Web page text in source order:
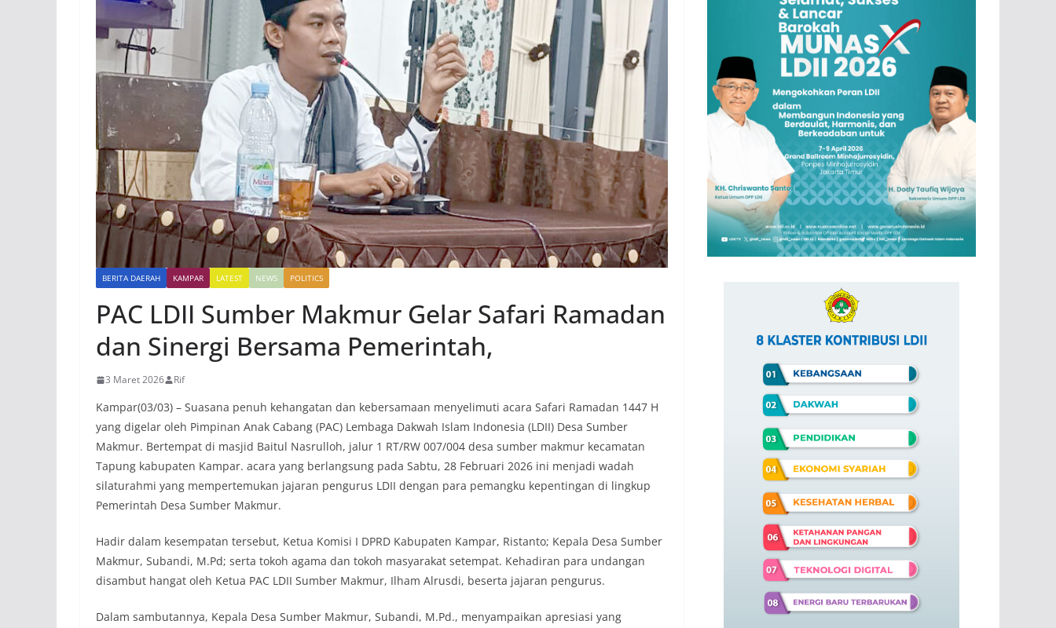
BERITA DAERAH KAMPAR LATEST NEWS POLITICS
PAC LDII Sumber Makmur Gelar Safari Ramadan
dan Sinergi Bersama Pemerintah,
3 Maret 2026 Rif
Kampar(03/03) – Suasana penuh kehangatan dan kebersamaan menyelimuti acara Safari Ramadan 1447 H
yang digelar oleh Pimpinan Anak Cabang (PAC) Lembaga Dakwah Islam Indonesia (LDII) Desa Sumber
Makmur. Bertempat di masjid Baitul Nasrulloh, jalur 1 RT/RW 007/004 desa sumber makmur kecamatan
Tapung kabupaten Kampar. acara yang berlangsung pada Sabtu, 28 Februari 2026 ini menjadi wadah
silaturahmi yang mempertemukan jajaran pengurus LDII dengan para pemangku kepentingan di lingkup
Pemerintah Desa Sumber Makmur.
Hadir dalam kesempatan tersebut, Ketua Komisi I DPRD Kabupaten Kampar, Ristanto; Kepala Desa Sumber
Makmur, Subandi, M.Pd; serta tokoh agama dan tokoh masyarakat setempat. Kehadiran para undangan
disambut hangat oleh Ketua PAC LDII Sumber Makmur, Ilham Alrusdi, beserta jajaran pengurus.
Dalam sambutannya, Kepala Desa Sumber Makmur, Subandi, M.Pd., menyampaikan apresiasi yang